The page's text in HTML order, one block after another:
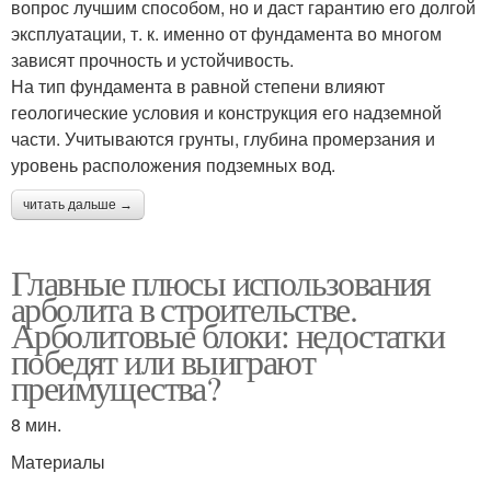
вопрос лучшим способом, но и даст гарантию его долгой
эксплуатации, т. к. именно от фундамента во многом
зависят прочность и устойчивость.
На тип фундамента в равной степени влияют
геологические условия и конструкция его надземной
части. Учитываются грунты, глубина промерзания и
уровень расположения подземных вод.
читать дальше →
Главные плюсы использования
арболита в строительстве.
Арболитовые блоки: недостатки
победят или выиграют
преимущества?
8 мин.
Материалы